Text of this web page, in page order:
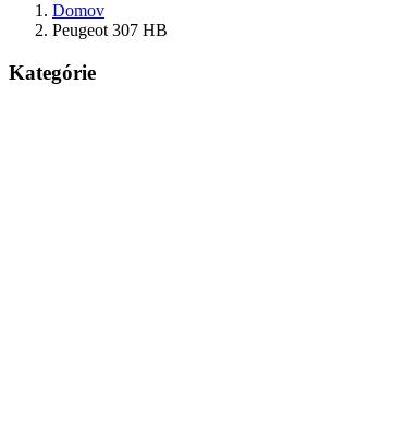
Domov
Peugeot 307 HB
Kategórie